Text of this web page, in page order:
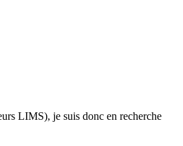
LIMS), je suis donc en recherche